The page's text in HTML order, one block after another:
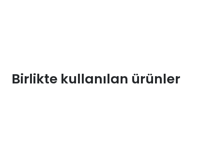
Birlikte kullanılan ürünler